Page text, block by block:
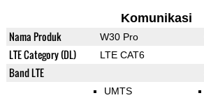
Komunikasi
Nama Produk W30 Pro
LTE Category (DL) LTE CAT6
Band LTE
UMTS